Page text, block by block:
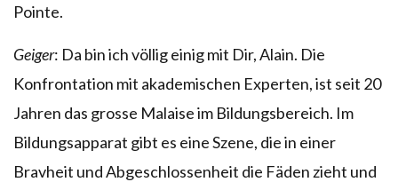
Pointe.
Geiger: Da bin ich völlig einig mit Dir, Alain. Die
Konfrontation mit akademischen Experten, ist seit 20
Jahren das grosse Malaise im Bildungsbereich. Im
Bildungsapparat gibt es eine Szene, die in einer
Bravheit und Abgeschlossenheit die Fäden zieht und